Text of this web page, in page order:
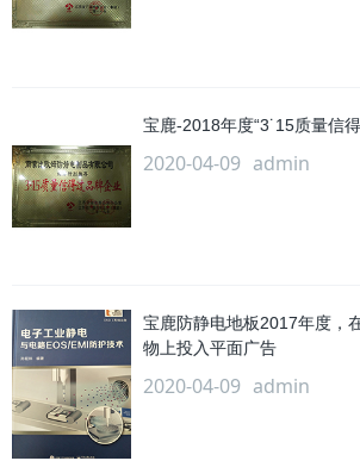
宝鹿-2018年度“3˙15质量信得
2020-04-09 admin
宝鹿防静电地板2017年度，
物上投入平面广告
2020-04-09 admin